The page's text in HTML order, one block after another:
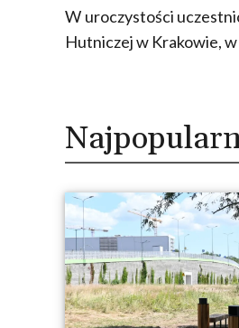
W uroczystości
Hutniczej w Krakowie,